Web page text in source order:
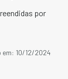
por
em: 10/12/2024